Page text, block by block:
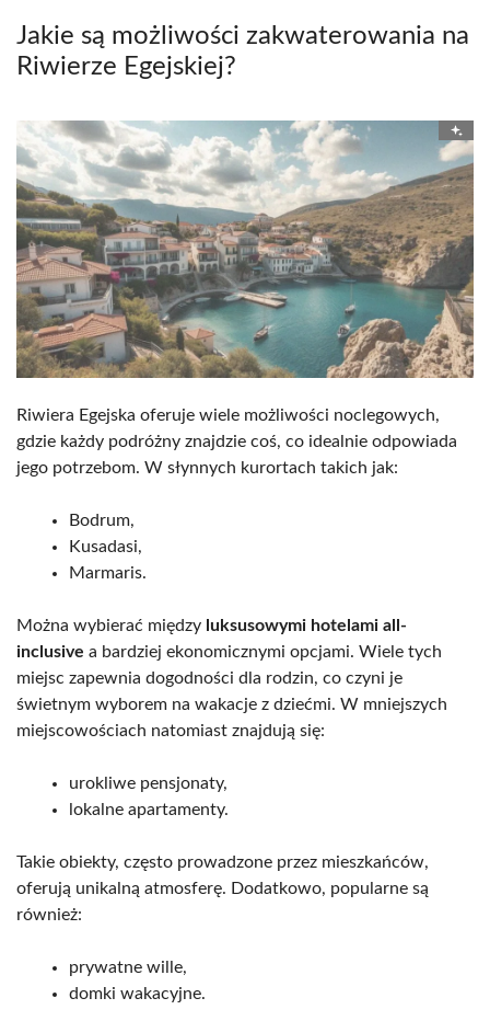
Jakie są możliwości zakwaterowania na
Riwierze Egejskiej?
Riwiera Egejska oferuje wiele możliwości noclegowych,
gdzie każdy podróżny znajdzie coś, co idealnie odpowiada
jego potrzebom. W słynnych kurortach takich jak:
Bodrum,
Kusadasi,
Marmaris.
Można wybierać między luksusowymi hotelami all-
inclusive a bardziej ekonomicznymi opcjami. Wiele tych
miejsc zapewnia dogodności dla rodzin, co czyni je
świetnym wyborem na wakacje z dziećmi. W mniejszych
miejscowościach natomiast znajdują się:
urokliwe pensjonaty,
lokalne apartamenty.
Takie obiekty, często prowadzone przez mieszkańców,
oferują unikalną atmosferę. Dodatkowo, popularne są
również:
prywatne wille,
domki wakacyjne.